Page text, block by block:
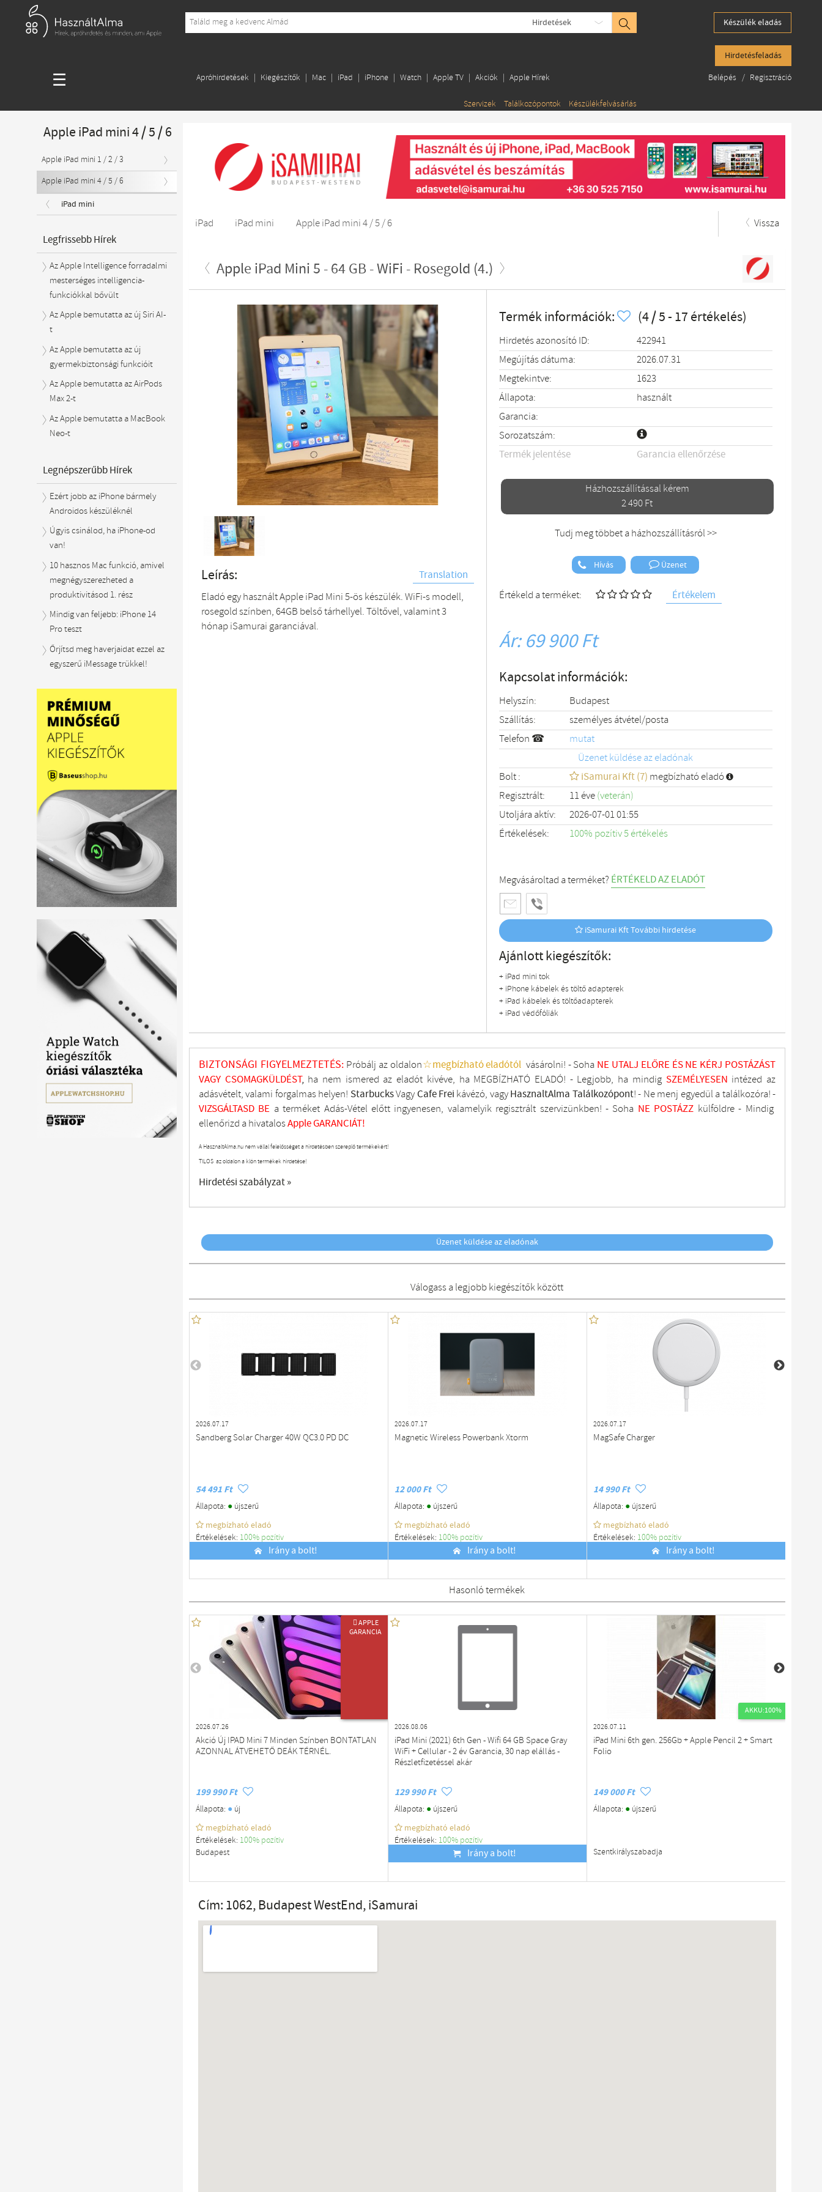
Hirdetések Készülék eladás
Hirdetésfeladás
☰ Apróhirdetések Kiegészítők Mac iPad iPhone Watch Apple TV Akciók Apple Hírek
Szervizek Találkozópontok Készülékfelvásárlás
Belépés / Regisztráció
iPad iPad mini Apple iPad mini 4 / 5 / 6 Vissza
Apple iPad Mini 5 - 64 GB - WiFi - Rosegold (4.)
Leírás:
Translation
Eladó egy használt Apple iPad Mini 5-ös készülék. WiFi-s modell,
rosegold színben, 64GB belső tárhellyel. Töltővel, valamint 3
hónap iSamurai garanciával.
Termék információk: (4 / 5 - 17 értékelés)
Hirdetés azonosító ID:
422941
Megújítás dátuma:
2026.07.31
Megtekintve:
1623
Állapota:
használt
Garancia:
Sorozatszám:
Termék jelentése
Garancia ellenőrzése
Házhozszállítással kérem
2 490 Ft
Tudj meg többet a házhozszállításról >>
Hívás Üzenet
Értékeld a terméket: Értékelem
Ár: 69 900 Ft
Kapcsolat információk:
Helyszín:
Budapest
Szállítás:
személyes átvétel/posta
Telefon ☎
mutat
Üzenet küldése az eladónak
Bolt :
iSamurai Kft (7) megbízható eladó
Regisztrált:
11 éve(veterán)
Utoljára aktív:
2026-07-01 01:55
Értékelések:
100% pozítiv 5 értékelés
Megvásároltad a terméket? ÉRTÉKELD AZ ELADÓT
iSamurai Kft További hirdetése
Ajánlott kiegészítők:
+ iPad mini tok
+ iPhone kábelek és töltő adapterek
+ iPad kábelek és töltőadapterek
+ iPad védőfóliák
BIZTONSÁGI FIGYELMEZTETÉS: Próbálj az oldalon☆megbízható eladótól vásárolni! - Soha NE UTALJ ELŐRE ÉS NE KÉRJ POSTÁZÁST
VAGY CSOMAGKÜLDÉST, ha nem ismered az eladót kivéve, ha MEGBÍZHATÓ ELADÓ! - Legjobb, ha mindig SZEMÉLYESEN intézed az
adásvételt, valami forgalmas helyen! StarbucksVagyCafe Frei kávézó, vagyHasznaltAlma Találkozópont!- Ne menj egyedül a találkozóra! -
VIZSGÁLTASD BE a terméket Adás-Vétel előtt ingyenesen, valamelyik regisztrált szervizünkben! - Soha NE POSTÁZZ külföldre- Mindig
ellenőrizd a hivatalosApple GARANCIÁT!
A HasznaltAlma.hu nem vállal felelősséget a hirdetésben szereplő termékekért!
TILOS az oldalon a klón termékek hirdetése!
Hirdetési szabályzat »
Üzenet küldése az eladónak
Válogass a legjobb kiegészítők között
2026.07.17
Sandberg Solar Charger 40W QC3.0 PD DC
54 491 Ft
Állapota: ●újszerű
megbízható eladó
Értékelések: 100% pozítiv
Irány a bolt!
2026.07.17
Magnetic Wireless Powerbank Xtorm
12 000 Ft
Állapota: ●újszerű
megbízható eladó
Értékelések: 100% pozítiv
Irány a bolt!
2026.07.17
MagSafe Charger
14 990 Ft
Állapota: ●újszerű
megbízható eladó
Értékelések: 100% pozítiv
Irány a bolt!
Hasonló termékek
 APPLE
GARANCIA
2026.07.26
Akció Új IPAD Mini 7 Minden Színben BONTATLAN
AZONNAL ÁTVEHETŐ DEÁK TÉRNÉL.
199 990 Ft
Állapota: ●új
megbízható eladó
Értékelések: 100% pozítiv
Budapest
2026.08.06
iPad Mini (2021) 6th Gen - Wifi 64 GB Space Gray
WiFi + Cellular - 2 év Garancia, 30 nap elállás -
Részletfizetéssel akár
129 990 Ft
Állapota: ●újszerű
megbízható eladó
Értékelések: 100% pozítiv
Irány a bolt!
AKKU:100%
2026.07.11
iPad Mini 6th gen. 256Gb + Apple Pencil 2 + Smart
Folio
149 000 Ft
Állapota: ●újszerű
Szentkirályszabadja
Cím: 1062, Budapest WestEnd, iSamurai
Apple iPad mini 4 / 5 / 6
Apple iPad mini 1 / 2 / 3
Apple iPad mini 4 / 5 / 6
iPad mini
Legfrissebb Hírek
Az Apple Intelligence forradalmi
mesterséges intelligencia-
funkciókkal bővült
Az Apple bemutatta az új Siri AI-
t
Az Apple bemutatta az új
gyermekbiztonsági funkcióit
Az Apple bemutatta az AirPods
Max 2-t
Az Apple bemutatta a MacBook
Neo-t
Legnépszerűbb Hírek
Ezért jobb az iPhone bármely
Androidos készüléknél
Úgyis csinálod, ha iPhone-od
van!
10 hasznos Mac funkció, amivel
megnégyszerezheted a
produktivitásod 1. rész
Mindig van feljebb: iPhone 14
Pro teszt
Őrjítsd meg haverjaidat ezzel az
egyszerű iMessage trükkel!